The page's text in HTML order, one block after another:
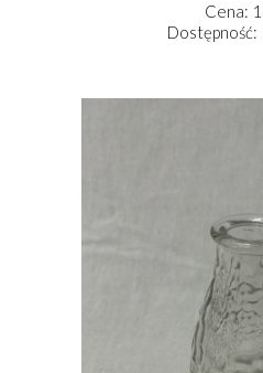
Cena:
Dostępność: